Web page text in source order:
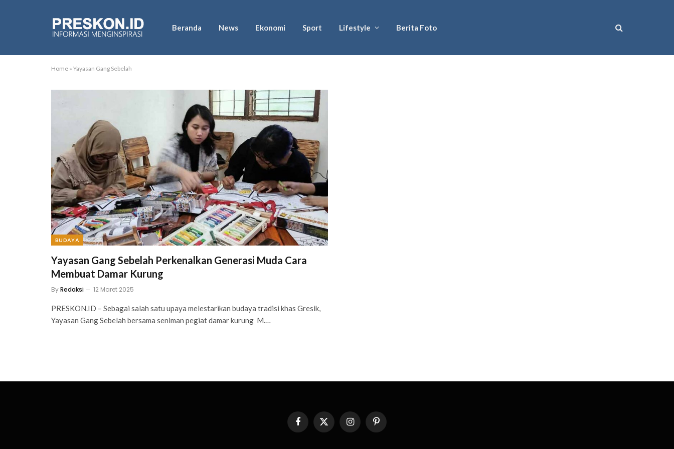
Beranda News Ekonomi Sport Lifestyle Berita Foto
Home » Yayasan Gang Sebelah
BUDAYA
Yayasan Gang Sebelah Perkenalkan Generasi Muda Cara
Membuat Damar Kurung
ByRedaksi 12 Maret 2025
PRESKON.ID – Sebagai salah satu upaya melestarikan budaya tradisi khas Gresik,
Yayasan Gang Sebelah bersama seniman pegiat damar kurung M.…
FacebookX
(Twitter)
InstagramPinterest